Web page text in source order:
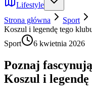
Lifestyle
Strona główna
Sport
Koszul i legendę tego
Sport
6 kwietnia 2026
Poznaj
Koszul i